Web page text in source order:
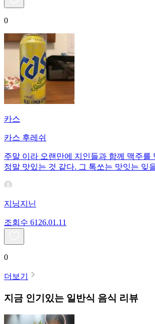
0
카스
카스 후레쉬
주말 이라 오랜만에 지인들과 함께 맥주를
정말 맛있는 것 같다. 그 톡쏘는 맛잇는 잊
지닝지닌
조회수 61 26.01.11
0
더보기
지금 인기있는 일반식 음식 리뷰